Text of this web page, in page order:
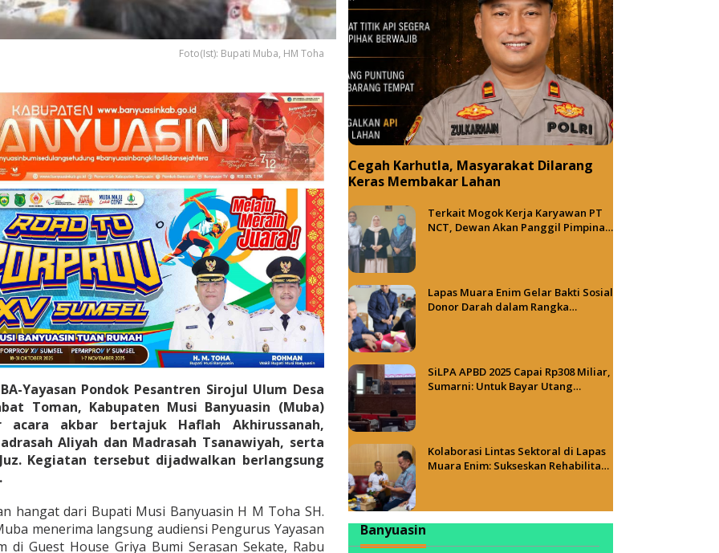
Foto(Ist): Bupati Muba, HM Toha
Yayasan Pondok Pesantren Sirojul Ulum Desa
Toman, Kabupaten Musi Banyuasin (Muba)
acara akbar bertajuk Haflah Akhirussanah,
Aliyah dan Madrasah Tsanawiyah, serta
Kegiatan tersebut dijadwalkan berlangsung
hangat dari Bupati Musi Banyuasin H M Toha SH.
menerima langsung audiensi Pengurus Yayasan
di Guest House Griya Bumi Serasan Sekate, Rabu
Cegah Karhutla, Masyarakat Dilarang
Keras Membakar Lahan
Terkait Mogok Kerja Karyawan PT
NCT, Dewan Akan Panggil Pimpinan
Lapas Muara Enim Gelar Bakti Sosial
Donor Darah dalam Rangka
SiLPA APBD 2025 Capai Rp308 Miliar,
Sumarni: Untuk Bayar Utang
Kolaborasi Lintas Sektoral di Lapas
Muara Enim: Sukseskan Rehabilitasi
Banyuasin